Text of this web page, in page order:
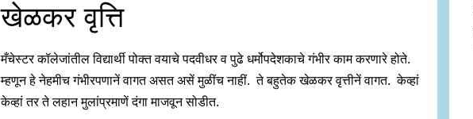
खेळकर वृत्ति
मँचेस्टर कॉलेजांतील विद्यार्थी पोक्त वयाचे पदवीधर व पुढे धर्मोपदेशकाचे गंभीर काम करणारे होते.
म्हणून हे नेहमीच गंभीरपणानें वागत असत असें मुळींच नाहीं. ते बहुतेक खेळकर वृत्तीनें वागत. केव्हां
केव्हां तर ते लहान मुलांप्रमाणें दंगा माजवून सोडीत.